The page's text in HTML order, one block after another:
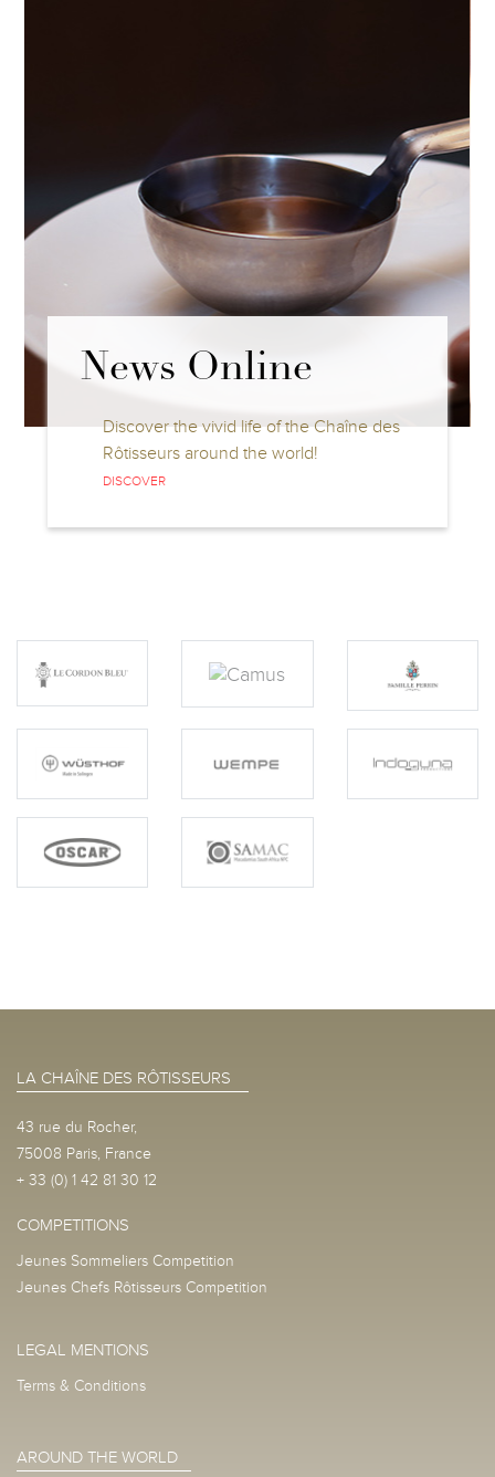
News Online
Discover the vivid life of the Chaîne des
Rôtisseurs around the world!
DISCOVER
LA CHAÎNE DES RÔTISSEURS
43 rue du Rocher,
75008 Paris, France
+ 33 (0) 1 42 81 30 12
COMPETITIONS
Jeunes Sommeliers Competition
Jeunes Chefs Rôtisseurs Competition
LEGAL MENTIONS
Terms & Conditions
AROUND THE WORLD